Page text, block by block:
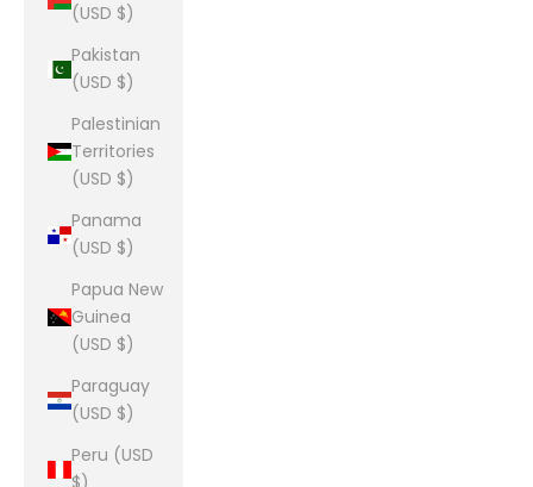
(USD $)
Pakistan
(USD $)
Palestinian
Territories
(USD $)
Panama
(USD $)
Papua New
Guinea
(USD $)
Paraguay
(USD $)
Peru (USD